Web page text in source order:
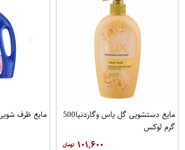
مایع دستشویی گل یاس وگاردنیا500
گرم لوکس
۱۰۱,۶۰۰
مایع ظرف شویی